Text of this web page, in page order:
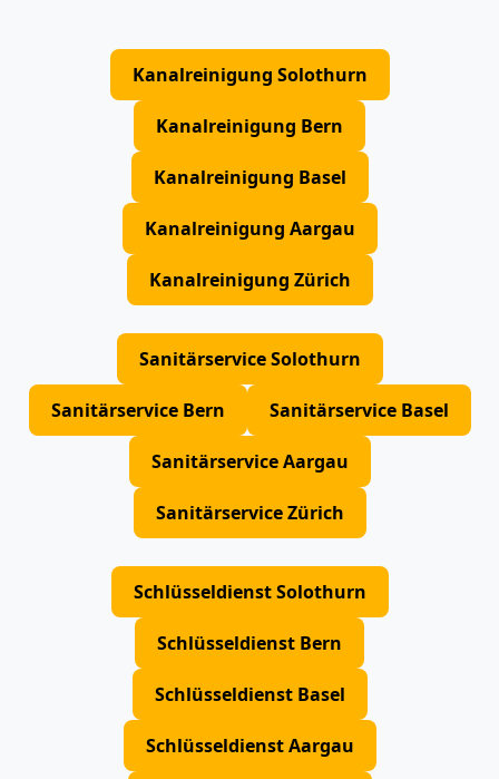
Kanalreinigung Solothurn
Kanalreinigung Bern
Kanalreinigung Basel
Kanalreinigung Aargau
Kanalreinigung Zürich
Sanitärservice Solothurn
Sanitärservice Bern Sanitärservice Basel
Sanitärservice Aargau
Sanitärservice Zürich
Schlüsseldienst Solothurn
Schlüsseldienst Bern
Schlüsseldienst Basel
Schlüsseldienst Aargau